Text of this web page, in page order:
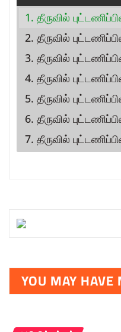
1. தீருவில்
2. தீருவில்
3. தீருவில்
4. தீருவில்
5. தீருவில்
6. தீருவில்
7. தீருவில்
YOU MAY HAVE